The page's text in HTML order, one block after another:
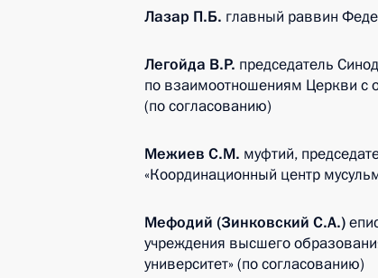
Лазар П.Б. главный раввин
Легойда В.Р. председатель
по взаимоотношениям Церкви с
(по согласованию)
Межиев С.М. муфтий,
«Координационный центр
Мефодий (Зинковский С.А.)
учреждения высшего
университет» (по согласованию)